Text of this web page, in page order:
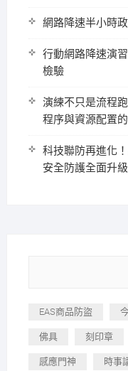
網路降速半小時
行動網路降速演
檢驗
演練不只是流程
程序與資源配置
科技聯防再進化
安全防護全面升級
EAS商品防盜
佛具 刻印章
感應門神 時事